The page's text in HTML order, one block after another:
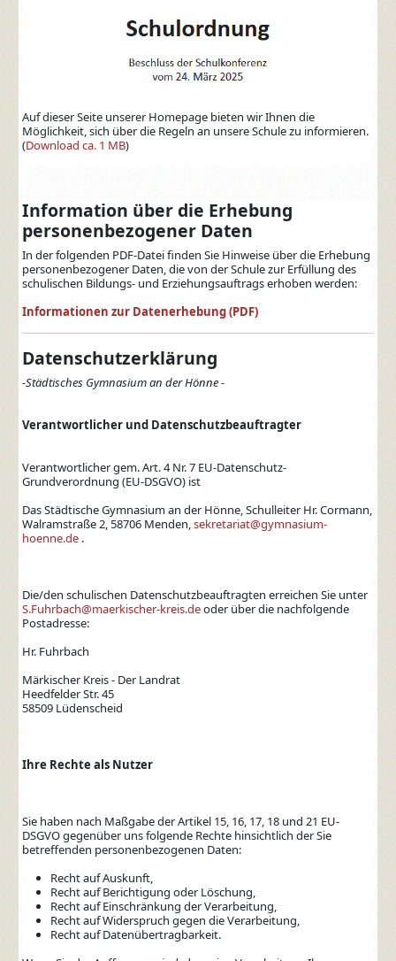
Auf dieser Seite unserer Homepage bieten wir Ihnen die
Möglichkeit, sich über die Regeln an unsere Schule zu informieren.
(Download ca. 1 MB)
Information über die Erhebung
personenbezogener Daten
In der folgenden PDF-Datei finden Sie Hinweise über die Erhebung
personenbezogener Daten, die von der Schule zur Erfüllung des
schulischen Bildungs- und Erziehungsauftrags erhoben werden:
Informationen zur Datenerhebung (PDF)
Datenschutzerklärung
-Städtisches Gymnasium an der Hönne -
Verantwortlicher und Datenschutzbeauftragter
Verantwortlicher gem. Art. 4 Nr. 7 EU-Datenschutz-
Grundverordnung (EU-DSGVO) ist
Das Städtische Gymnasium an der Hönne, Schulleiter Hr. Cormann,
Walramstraße 2, 58706 Menden,sekretariat@gymnasium-
hoenne.de .
Die/den schulischen Datenschutzbeauftragten erreichen Sie unter
S.Fuhrbach@maerkischer-kreis.deoder über die nachfolgende
Postadresse:
Hr. Fuhrbach
Märkischer Kreis - Der Landrat
Heedfelder Str. 45
58509 Lüdenscheid
Ihre Rechte als Nutzer
Sie haben nach Maßgabe der Artikel 15, 16, 17, 18 und 21 EU-
DSGVO gegenüber uns folgende Rechte hinsichtlich der Sie
betreffenden personenbezogenen Daten:
Recht auf Auskunft,
Recht auf Berichtigung oder Löschung,
Recht auf Einschränkung der Verarbeitung,
Recht auf Widerspruch gegen die Verarbeitung,
Recht auf Datenübertragbarkeit.